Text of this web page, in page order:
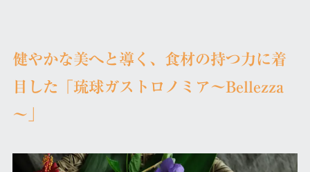
健やかな美へと導く、食材の持つ力に着
目した「琉球ガストロノミア～Bellezza
～」